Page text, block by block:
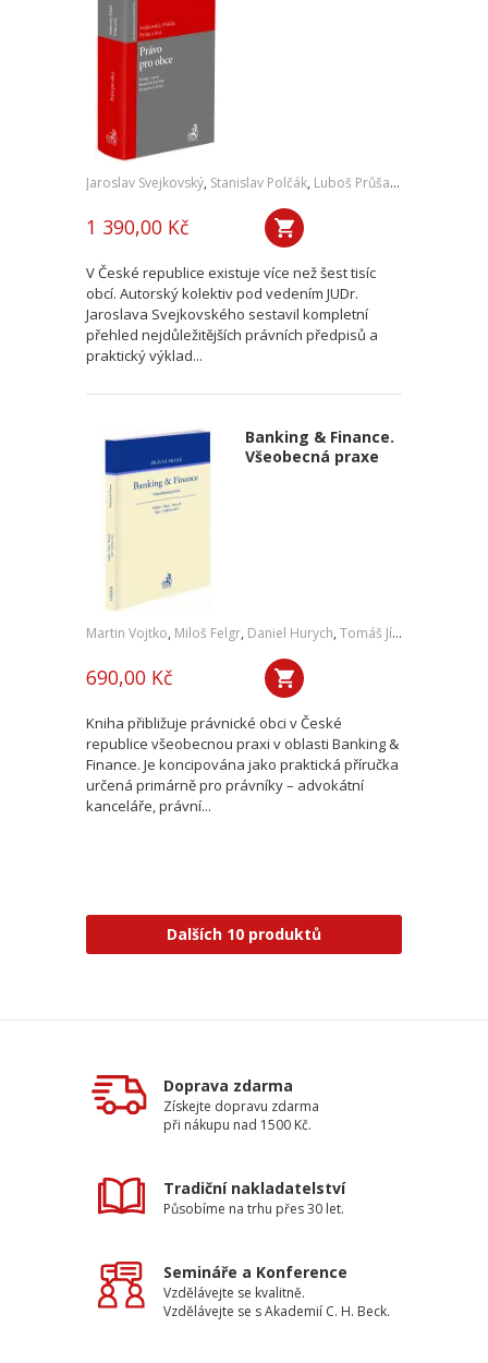
Jaroslav Svejkovský, Stanislav Polčák, Luboš Průša,a kol.
1 390,00 Kč
V České republice existuje více než šest tisíc
obcí. Autorský kolektiv pod vedením JUDr.
Jaroslava Svejkovského sestavil kompletní
přehled nejdůležitějších právních předpisů a
praktický výklad...
Banking & Finance.
Všeobecná praxe
Martin Vojtko, Miloš Felgr, Daniel Hurych, Tomáš Jíně
690,00 Kč
Kniha přibližuje právnické obci v České
republice všeobecnou praxi v oblasti Banking &
Finance. Je koncipována jako praktická příručka
určená primárně pro právníky – advokátní
kanceláře, právní...
Dalších 10 produktů
Doprava zdarma
Získejte dopravu zdarma
při nákupu nad 1500 Kč.
Tradiční nakladatelství
Působíme na trhu přes 30 let.
Semináře a Konference
Vzdělávejte se kvalitně.
Vzdělávejte se s Akademií C. H. Beck.